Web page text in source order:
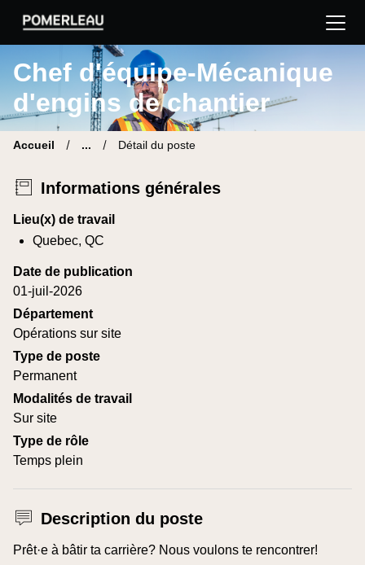
Pomerleau Site carrière | Trouve ton nouveau poste
Chef d'équipe-Mécanique
d'engins de chantier
Accueil ... Détail du poste
Informations générales
Lieu(x) de travail
Quebec, QC
Date de publication
01-juil-2026
Département
Opérations sur site
Type de poste
Permanent
Modalités de travail
Sur site
Type de rôle
Temps plein
Description du poste
Prêt·e à bâtir ta carrière? Nous voulons te rencontrer!